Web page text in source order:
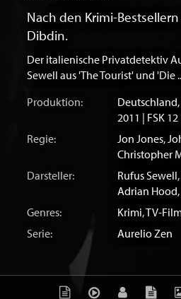
Nach den Krimi-
Dibdin.
Der italienische Privatdetektiv
Sewell aus 'The Tourist' und 'Die
Produktion:
Deutschland,
2011 | FSK 12
Regie:
Jon Jones,
Christopher
Darsteller:
Rufus Sewell,
Adrian Hood,
Genres:
Krimi,TV-
Serie:
Aurelio Zen